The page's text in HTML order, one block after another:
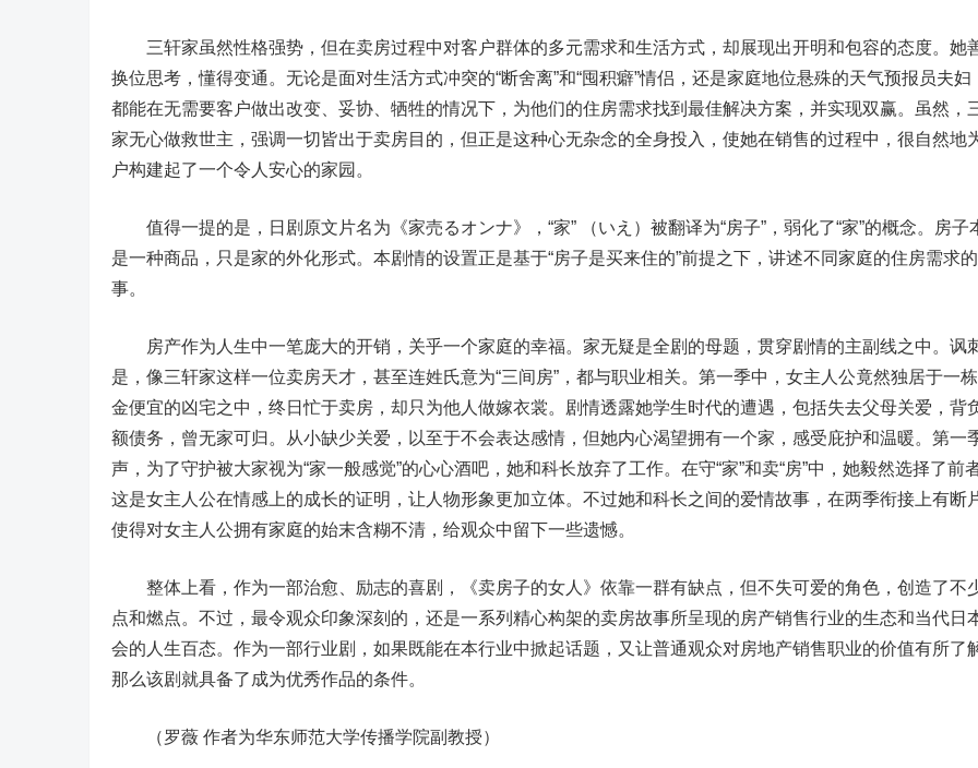
三轩家虽然性格强势，但在卖房过程中对客户群体的多元需求和生活方式，却展现出开明和包容的态度。她
换位思考，懂得变通。无论是面对生活方式冲突的“断舍离”和“囤积癖”情侣，还是家庭地位悬殊的天气预报员夫妇
都能在无需要客户做出改变、妥协、牺牲的情况下，为他们的住房需求找到最佳解决方案，并实现双赢。虽然，
家无心做救世主，强调一切皆出于卖房目的，但正是这种心无杂念的全身投入，使她在销售的过程中，很自然地
户构建起了一个令人安心的家园。
值得一提的是，日剧原文片名为《家売るオンナ》，“家” （いえ）被翻译为“房子”，弱化了“家”的概念。房子
是一种商品，只是家的外化形式。本剧情的设置正是基于“房子是买来住的”前提之下，讲述不同家庭的住房需求
事。
房产作为人生中一笔庞大的开销，关乎一个家庭的幸福。家无疑是全剧的母题，贯穿剧情的主副线之中。讽
是，像三轩家这样一位卖房天才，甚至连姓氏意为“三间房”，都与职业相关。第一季中，女主人公竟然独居于一
金便宜的凶宅之中，终日忙于卖房，却只为他人做嫁衣裳。剧情透露她学生时代的遭遇，包括失去父母关爱，背
额债务，曾无家可归。从小缺少关爱，以至于不会表达感情，但她内心渴望拥有一个家，感受庇护和温暖。第一
声，为了守护被大家视为“家一般感觉”的心心酒吧，她和科长放弃了工作。在守“家”和卖“房”中，她毅然选择了前者
这是女主人公在情感上的成长的证明，让人物形象更加立体。不过她和科长之间的爱情故事，在两季衔接上有断
使得对女主人公拥有家庭的始末含糊不清，给观众中留下一些遗憾。
整体上看，作为一部治愈、励志的喜剧，《卖房子的女人》依靠一群有缺点，但不失可爱的角色，创造了不
点和燃点。不过，最令观众印象深刻的，还是一系列精心构架的卖房故事所呈现的房产销售行业的生态和当代日
会的人生百态。作为一部行业剧，如果既能在本行业中掀起话题，又让普通观众对房地产销售职业的价值有所了
那么该剧就具备了成为优秀作品的条件。
（罗薇 作者为华东师范大学传播学院副教授）